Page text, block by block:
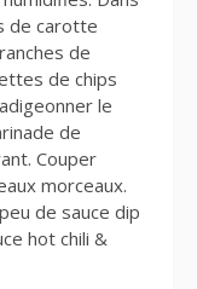
de carotte
de
de chips
le
de
Couper
morceaux.
de sauce dip
hot chili &